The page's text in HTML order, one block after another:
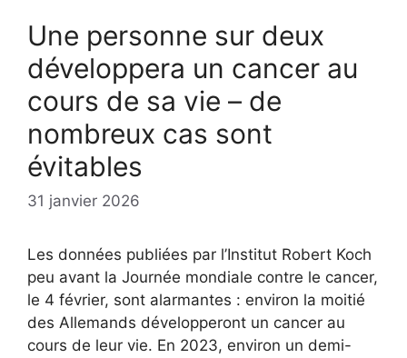
Une personne sur deux
développera un cancer au
cours de sa vie – de
nombreux cas sont
évitables
31 janvier 2026
Les données publiées par l’Institut Robert Koch
peu avant la Journée mondiale contre le cancer,
le 4 février, sont alarmantes : environ la moitié
des Allemands développeront un cancer au
cours de leur vie. En 2023, environ un demi-